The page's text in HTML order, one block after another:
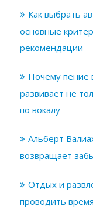
Как выбрать
основные
рекомендации
Почему пение
развивает не
по вокалу
Альберт
возвращает
Отдых и
проводить